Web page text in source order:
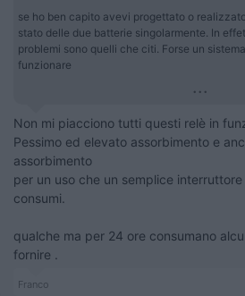
se ho ben capito avevi progettato o
stato delle due batterie singolarmente. In
problemi sono quelli che citi. Forse un
funzionare
...
Non mi piacciono tutti questi relè in
Pessimo ed elevato assorbimento e
assorbimento
per un uso che un semplice
consumi.
qualche ma per 24 ore consumano
fornire .
Franco